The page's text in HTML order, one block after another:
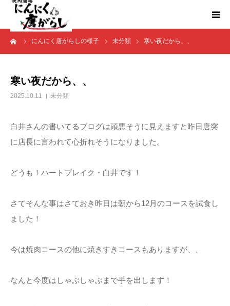
にんにく唐がらしの様子 未分類 寒い夜だから、、
寒い夜だから、、
2025.10.11 未分類
白井さんの書いてるブログは頭悪そうに見えますと昨日唐突
に店長に言われて心折れそうになりました。
どうも！ハートブレイク・白井です！
さてそんな事はさておき昨日は朝から12月のコースを試食し
ました！
今は焼肉コースの他に焼きすきコースもありますが、、
なんと今度はしゃぶしゃぶまで手を出します！
HOME